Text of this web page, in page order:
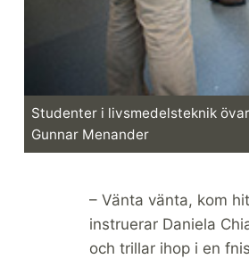
Studenter i livsmedelsteknik
Gunnar Menander
– Vänta vänta, kom
instruerar Daniela
och trillar ihop i en